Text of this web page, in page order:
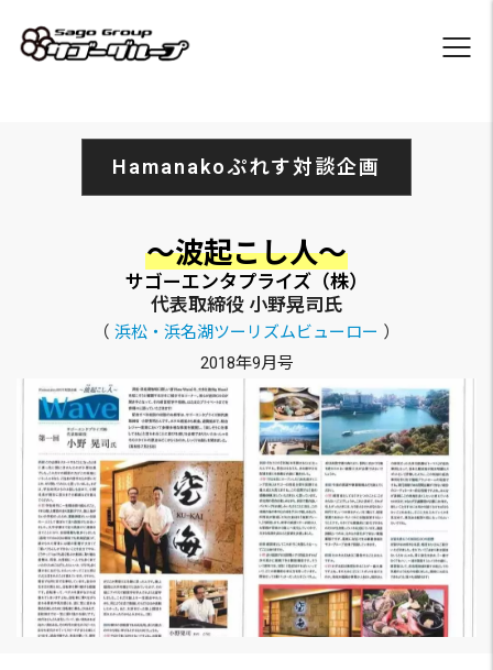
Hamanakoぷれす対談企画
～波起こし人～
サゴーエンタプライズ（株）
代表取締役 小野晃司氏
（ 浜松・浜名湖ツーリズムビューロー ）
2018年9月号